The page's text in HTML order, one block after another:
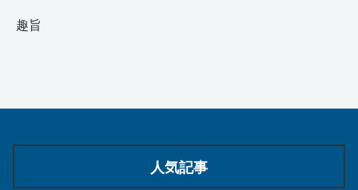
趣旨
人気記事